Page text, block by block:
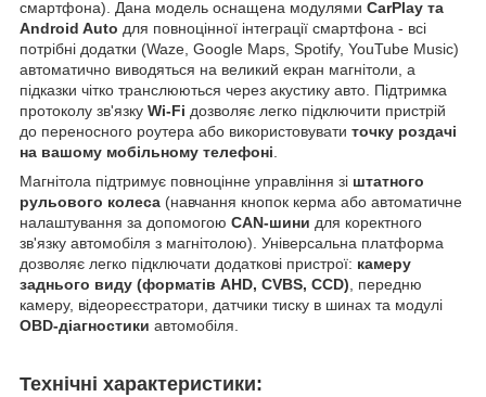
смартфона). Дана модель оснащена модулями CarPlay та
Android Auto для повноцінної інтеграції смартфона - всі
потрібні додатки (Waze, Google Maps, Spotify, YouTube Music)
автоматично виводяться на великий екран магнітоли, а
підказки чітко транслюються через акустику авто. Підтримка
протоколу зв'язку Wi-Fi дозволяє легко підключити пристрій
до переносного роутера або використовувати точку роздачі
на вашому мобільному телефоні.
Магнітола підтримує повноцінне управління зі штатного
рульового колеса (навчання кнопок керма або автоматичне
налаштування за допомогою CAN-шини для коректного
зв'язку автомобіля з магнітолою). Універсальна платформа
дозволяє легко підключати додаткові пристрої: камеру
заднього виду (форматів AHD, CVBS, CCD), передню
камеру, відеореєстратори, датчики тиску в шинах та модулі
OBD-діагностики автомобіля.
Технічні характеристики: